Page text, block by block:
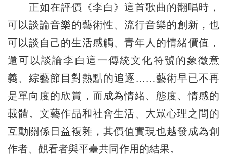
正如在評價《李白》這首歌曲的翻唱時，
可以談論音樂的藝術性、流行音樂的創新，也
可以談自己的生活感觸、青年人的情緒價值，
還可以談論李白這一傳統文化符號的象徵意
義、綜藝節目對熱點的追逐……藝術早已不再
是單向度的欣賞，而成為情緒、態度、情感的
載體。文藝作品和社會生活、大眾心理之間的
互動關係日益複雜，其價值實現也越發成為創
作者、觀看者與平臺共同作用的結果。